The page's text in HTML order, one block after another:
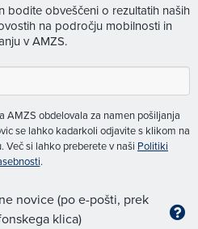
bodite obveščeni o rezultatih naših
na področju mobilnosti in
v AMZS.
AMZS obdelovala za namen pošiljanja
se lahko kadarkoli odjavite s klikom na
Več si lahko preberete v naši Politiki
.
novice (po e-pošti, prek
klica)